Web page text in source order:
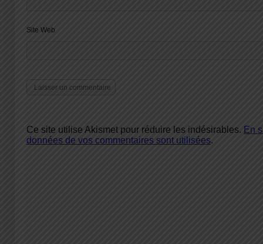
Site Web
Ce site utilise Akismet pour réduire les indésirables. En
données de vos commentaires sont utilisées.